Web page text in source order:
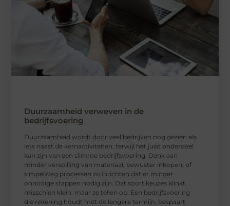
Duurzaamheid verweven in de
bedrijfsvoering
Duurzaamheid wordt door veel bedrijven nog gezien als
iets naast de kernactiviteiten, terwijl het juist onderdeel
kan zijn van een slimme bedrijfsvoering. Denk aan
minder verspilling van materiaal, bewuster inkopen, of
simpelweg processen zo inrichten dat er minder
onnodige stappen nodig zijn. Dat soort keuzes klinkt
misschien klein, maar ze tellen op. Een bedrijfsvoering
die rekening houdt met de langere termijn, bespaart